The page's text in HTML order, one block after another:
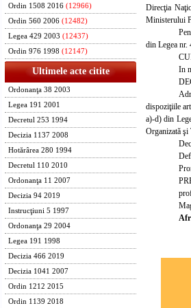
Ordin 1508 2016 (12966)
Ordin 560 2006 (12482)
Legea 429 2003 (12437)
Ordin 976 1998 (12147)
Ultimele acte citite
Ordonanţa 38 2003
Legea 191 2001
Decretul 253 1994
Decizia 1137 2008
Hotărârea 280 1994
Decretul 110 2010
Ordonanţa 11 2007
Decizia 94 2019
Instrucţiuni 5 1997
Ordonanţa 29 2004
Legea 191 1998
Decizia 466 2019
Decizia 1041 2007
Ordin 1212 2015
Ordin 1139 2018
Direcţia
Ministerului
din Legea nr.
In
dispoziţiile
a)-d) din
Organizată şi